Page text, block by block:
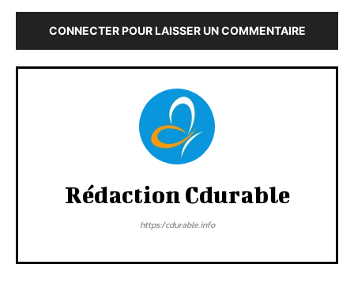
CONNECTER POUR LAISSER UN COMMENTAIRE
Rédaction Cdurable
https:/cdurable.info